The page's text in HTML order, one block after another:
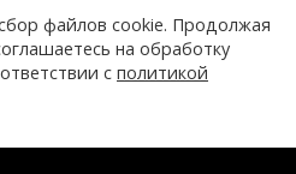
файлов cookie. Продолжая
на обработку
с политикой